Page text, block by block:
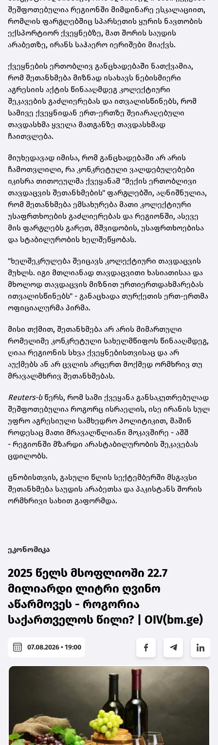
შეშფოთებულია რეგიონში მიმდინარე ესკალაციით,
რომლის ფარგლებშიც სპარსეთის ყურის ნავთობის
ექსპორტიორ ქვეყნებზე, მათ შორის საუდის
არაბეთზე, ირანს საჰაერო იერიშები მიაქვს.
ქვეყნების ერთობლივ განცხადებაში ნათქვამია,
რომ შეთანხმება მიზნად ისახავს ნებისმიერი
აგრესიის აქტის წინააღმდეგ კოლექტიური
შეკავების გაძლიერებას და ითვალისწინებს, რომ
სამივე ქვეყნიდან ერთ-ერთზე შეიარაღებული
თავდასხმა ყველა მათგანზე თავდასხმად
ჩაითვლება.
მიუხედავად იმისა, რომ განცხადებაში არ არის
ჩამოთვლილი, რა კონკრეტული ვალდებულებები
იკისრა თითოეულმა ქვეყანამ "მექის ერთობლივი
თავდაცვის შეთანხმების" ფარგლებში, აღნიშნულია,
რომ შეთანხმება ემსახურება მათი კოლექტიური
უსაფრთხოების გაძლიერებას და რეგიონში, ასევე
მის ფარგლებს გარეთ, მშვიდობის, უსაფრთხოებისა
და სტაბილურობის ხელშეწყობას.
"ხელშეკრულება შეიცავს კოლექტიური თავდაცვის
მუხლს. იგი მთლიანად თავდაცვითი ხასიათისაა და
მხოლოდ თავდაცვის მიზნით ურთიერთდახმარებას
ითვალისწინებს" - განაცხადა თურქეთის ერთ-ერთმა
ოფიციალურმა პირმა.
მისი თქმით, შეთანხმება არ არის მიმართული
რომელიმე კონკრეტული სახელმწიფოს წინააღმდეგ,
ღიაა რეგიონის სხვა ქვეყნებისთვისაც და არ
აუქმებს ან არ ცვლის არცერთ მოქმედ ორმხრივ თუ
მრავალმხრივ შეთანხმებას.
Reuters-სწერს, რომ სამი ქვეყანა განსაკუთრებულად
შეშფოთებულია როგორც ისრაელის, ისე ირანის სულ
უფრო აგრესიული სამხედრო პოლიტიკით, მაშინ
როდესაც მათი მრავალწლიანი მოკავშირე - აშშ
- რეგიონში მზარდი არასტაბილურობის შეკავებას
ცდილობს.
ცნობისთვის, გასული წლის სექტემბერში მსგავსი
შეთანხმება საუდის არაბეთსა და პაკისტანს შორის
ორმხრივი სახით გაფორმდა.
ეკონომიკა
2025 წელს მსოფლიოში 22.7
მილიარდი ლიტრი ღვინო
აწარმოვეს - როგორია
საქართველოს წილი? | OIV(bm.ge)
07.08.2026 • 19:00